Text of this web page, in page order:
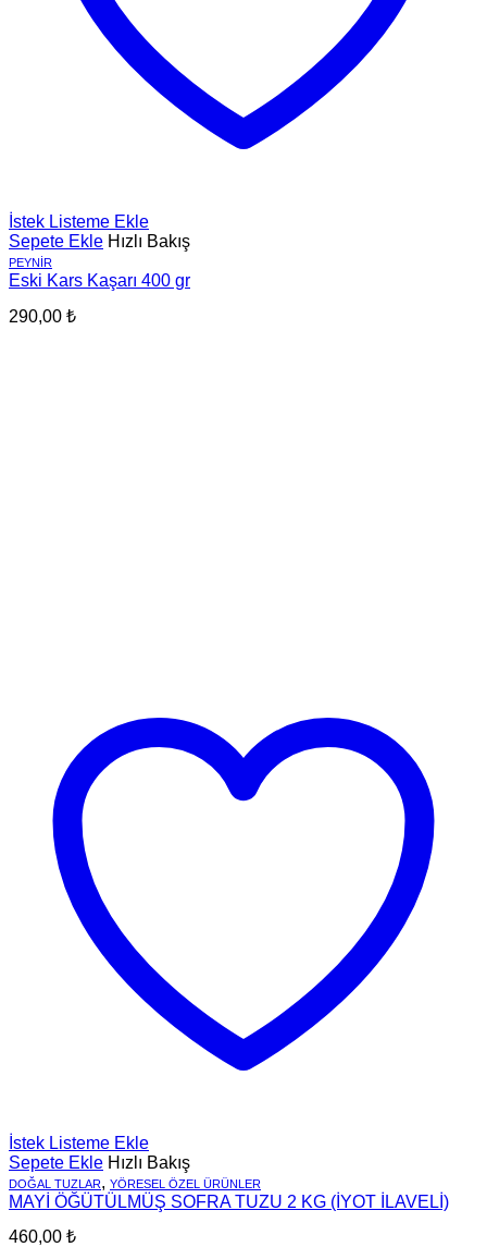
İstek Listeme Ekle
Sepete Ekle Hızlı Bakış
PEYNIR
Eski Kars Kaşarı 400 gr
290,00 ₺
İstek Listeme Ekle
Sepete Ekle Hızlı Bakış
DOĞAL TUZLAR, YÖRESEL ÖZEL ÜRÜNLER
MAYİ ÖĞÜTÜLMÜŞ SOFRA TUZU 2 KG (İYOT İLAVELİ)
460,00 ₺